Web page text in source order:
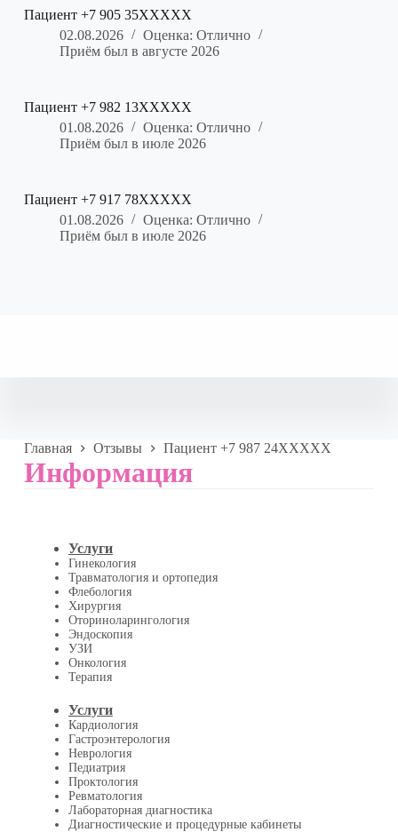
Пациент +7 905 35XXXXX
02.08.2026
Оценка: Отлично
Приём был в августе 2026
Пациент +7 982 13XXXXX
01.08.2026
Оценка: Отлично
Приём был в июле 2026
Пациент +7 917 78XXXXX
01.08.2026
Оценка: Отлично
Приём был в июле 2026
Главная Отзывы Пациент +7 987 24XXXXX
Информация
Услуги
Гинекология
Травматология и ортопедия
Флебология
Хирургия
Оториноларингология
Эндоскопия
УЗИ
Онкология
Терапия
Услуги
Кардиология
Гастроэнтерология
Неврология
Педиатрия
Проктология
Ревматология
Лабораторная диагностика
Диагностические и процедурные кабинеты